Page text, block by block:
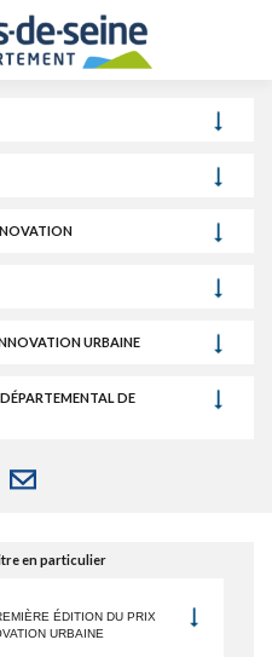
URBAINE
DE
en particulier
ÉDITION DU PRIX
URBAINE